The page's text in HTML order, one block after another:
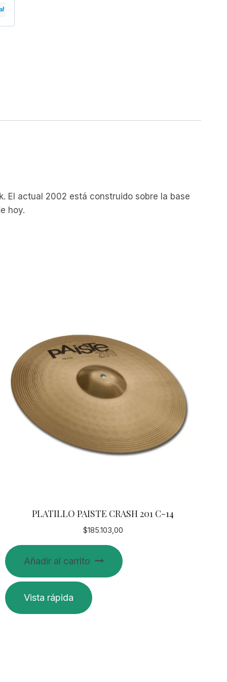
El actual 2002 está construido sobre la base
hoy.
PLATILLO PAISTE CRASH 201 C-14
$185.103,00
Añadir al carrito
Vista rápida